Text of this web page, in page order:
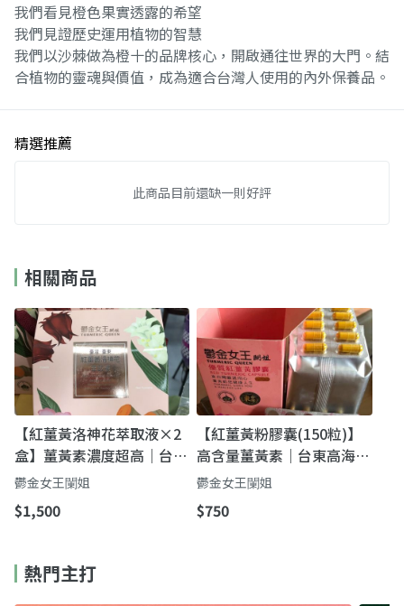
我們看見橙色果實透露的希望
我們見證歷史運用植物的智慧
我們以沙棘做為橙十的品牌核心，開啟通往世界的大門。結
合植物的靈魂與價值，成為適合台灣人使用的內外保養品。
精選推薦
此商品目前還缺一則好評
相關商品
【紅薑黃洛神花萃取液×2
盒】薑黃素濃度超高｜台東
紅薑黃×洛神「雙效高濃度
萃取液」
鬱金女王䦨姐
$1,500
【紅薑黃粉膠囊(150粒)】
高含量薑黃素｜台東高海拔
栽種・植物性膠囊養身保健
鬱金女王䦨姐
$750
熱門主打